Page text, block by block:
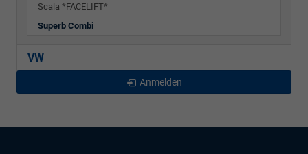
Scala *FACELIFT*
Superb Combi
VW
Anmelden